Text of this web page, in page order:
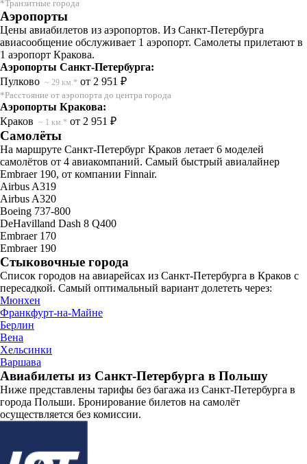
*Транзитные города
Аэропорты
Цены авиабилетов из аэропортов. Из Санкт-Петербурга
авиасообщение обслуживает 1 аэропорт. Самолеты прилетают в
1 аэропорт Кракова.
Аэропорты Санкт-Петербурга:
Пулково ~ 29 км.* от 2 951 ₽
*Расстояние от аэропорта до центра города
Аэропорты Кракова:
Краков ~ 1 км.* от 2 951 ₽
Самолёты
На маршруте Санкт-Петербург Краков летает 6 моделей
самолётов от 4 авиакомпаний. Самый быстрый авиалайнер
Embraer 190, от компании Finnair.
Airbus A319
Airbus A320
Boeing 737-800
DeHavilland Dash 8 Q400
Embraer 170
Embraer 190
Стыковочные города
Список городов на авиарейсах из Санкт-Петербурга в Краков с
пересадкой. Самый оптимальный вариант долететь через:
Мюнхен
Франкфурт-на-Майне
Берлин
Вена
Хельсинки
Варшава
Авиабилеты из Санкт-Петербурга в Польшу
Ниже представлены тарифы без багажа из Санкт-Петербурга в
города Польши. Бронирование билетов на самолёт
осуществляется без комиссии.